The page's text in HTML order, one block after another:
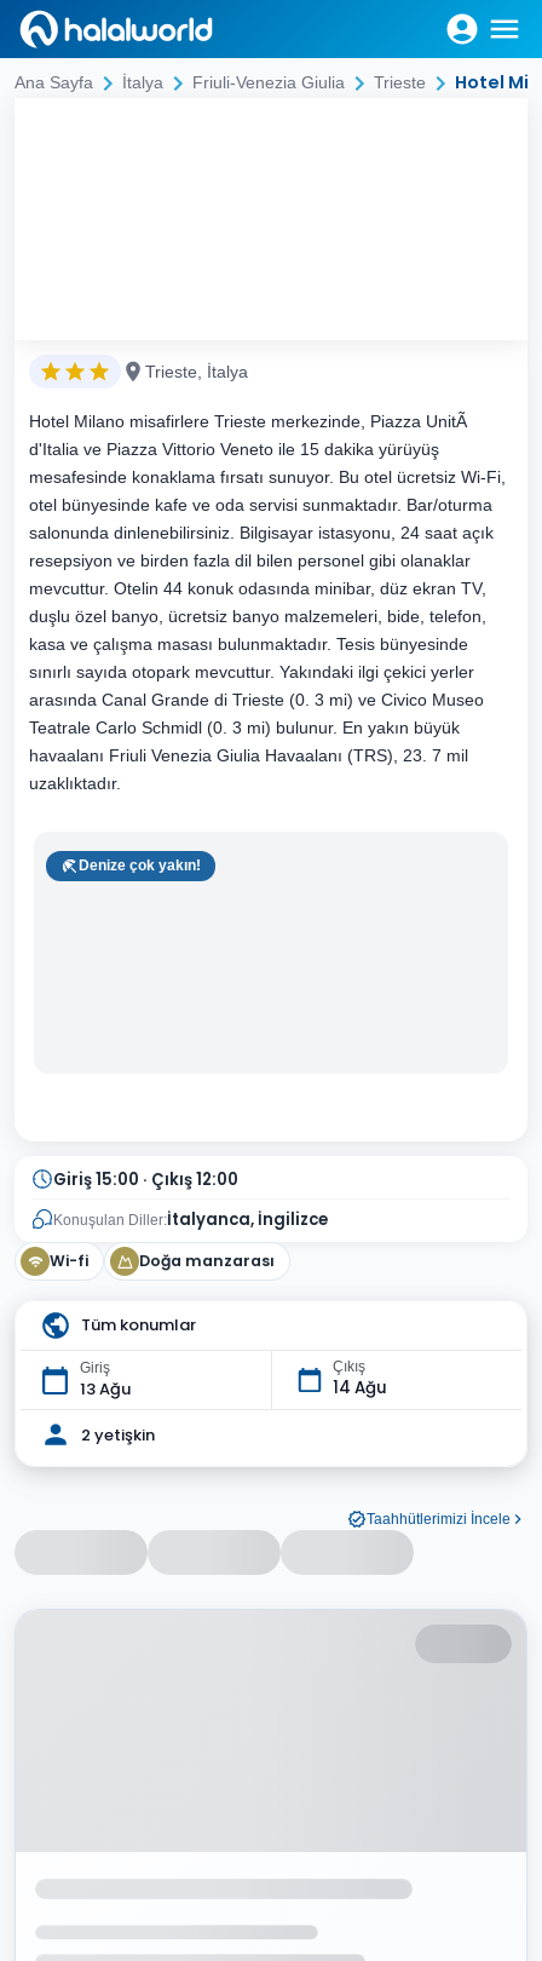
Ana Sayfa İtalya Friuli-Venezia Giulia Trieste Hotel
Trieste, İtalya
Hotel Milano misafirlere Trieste merkezinde, Piazza UnitÃ
d'Italia ve Piazza Vittorio Veneto ile 15 dakika yürüyüş
mesafesinde konaklama fırsatı sunuyor. Bu otel ücretsiz Wi-Fi,
otel bünyesinde kafe ve oda servisi sunmaktadır. Bar/oturma
salonunda dinlenebilirsiniz. Bilgisayar istasyonu, 24 saat açık
resepsiyon ve birden fazla dil bilen personel gibi olanaklar
mevcuttur. Otelin 44 konuk odasında minibar, düz ekran TV,
duşlu özel banyo, ücretsiz banyo malzemeleri, bide, telefon,
kasa ve çalışma masası bulunmaktadır. Tesis bünyesinde
sınırlı sayıda otopark mevcuttur. Yakındaki ilgi çekici yerler
arasında Canal Grande di Trieste (0. 3 mi) ve Civico Museo
Teatrale Carlo Schmidl (0. 3 mi) bulunur. En yakın büyük
havaalanı Friuli Venezia Giulia Havaalanı (TRS), 23. 7 mil
uzaklıktadır.
Denize çok yakın!
Giriş 15:00 · Çıkış 12:00
Konuşulan Diller:İtalyanca, İngilizce
Wi-fi Doğa manzarası
Tüm konumlar
Giriş
13 Ağu
Çıkış
14 Ağu
2 yetişkin
Taahhütlerimizi İncele